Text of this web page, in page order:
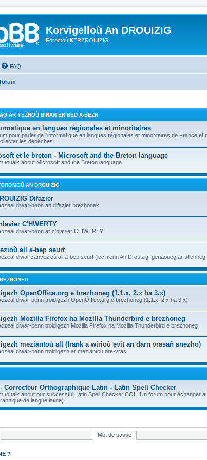
Korvigelloù An DROUIZIG
Foromoù KERZROUIZIG
FAQ
AR YEZHOÙ BIHAN ER BED A-BEZH
en langues régionales et minoritaires
pour parler de l'informatique en langues régionales et minoritaires de France et
les dépêches.
et le breton - Microsoft and the Breton language
to talk about Microsoft and the Breton language
AN DROUIZIG
Difazier
diwar-benn an difazier brezhonek
C'HWERTY
diwar-benn ar c'hlavier C'HWERTY
all a-bep seurt
diwar zanvezioù all a-bep seurt (lec'hienn An Drouizig, geriaoueg ar
OpenOffice.org e brezhoneg (1.1.x, 2.x ha 3.x)
diwar-benn troidigezh OpenOffice.org e brezhoneg (1.1.x, 2.x ha 3.x)
Mozilla Firefox ha Mozilla Thunderbird e brezhoneg
diwar-benn troidigezh Mozilla Firefox ha Mozilla Thunderbird e brezhoneg
meziantoù all (frank a wirioù evit an darn vrasañ anezho)
diwar-benn troidigezh ar meziantoù dre-vras
Correcteur Orthographique Latin - Latin Spell Checker
to talk about our successful Latin Spell Checker COL. Un forum pour échanger
de langue latine).
Mot de passe :
?